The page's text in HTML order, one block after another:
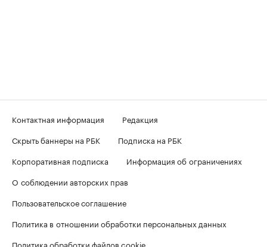
Контактная информация
Редакция
Скрыть баннеры на РБК
Подписка на РБК
Корпоративная подписка
Информация об ограничениях
О соблюдении авторских прав
Пользовательское соглашение
Политика в отношении обработки персональных данных
Политика обработки файлов cookie